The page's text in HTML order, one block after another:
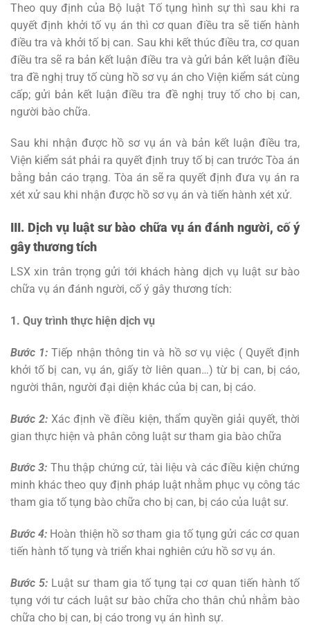
Theo quy định của Bộ luật Tố tụng hình sự thì sau khi ra
quyết định khởi tố vụ án thì cơ quan điều tra sẽ tiến hành
điều tra và khởi tố bị can. Sau khi kết thúc điều tra, cơ quan
điều tra sẽ ra bản kết luận điều tra và gửi bản kết luận điều
tra đề nghị truy tố cùng hồ sơ vụ án cho Viện kiểm sát cùng
cấp; gửi bản kết luận điều tra đề nghị truy tố cho bị can,
người bào chữa.
Sau khi nhận được hồ sơ vụ án và bản kết luận điều tra,
Viện kiểm sát phải ra quyết định truy tố bị can trước Tòa án
bằng bản cáo trạng. Tòa án sẽ ra quyết định đưa vụ án ra
xét xử sau khi nhận được hồ sơ vụ án và tiến hành xét xử.
III. Dịch vụ luật sư bào chữa vụ án đánh người, cố ý
gây thương tích
LSX xin trân trọng gửi tới khách hàng dịch vụ luật sư bào
chữa vụ án đánh người, cố ý gây thương tích:
1. Quy trình thực hiện dịch vụ
Bước 1: Tiếp nhận thông tin và hồ sơ vụ việc ( Quyết định
khởi tố bị can, vụ án, giấy tờ liên quan…) từ bị can, bị cáo,
người thân, người đại diện khác của bị can, bị cáo.
Bước 2: Xác định về điều kiện, thẩm quyền giải quyết, thời
gian thực hiện và phân công luật sư tham gia bào chữa
Bước 3: Thu thập chứng cứ, tài liệu và các điều kiện chứng
minh khác theo quy định pháp luật nhằm phục vụ công tác
tham gia tố tụng bào chữa cho bị can, bị cáo của luật sư.
Bước 4: Hoàn thiện hồ sơ tham gia tố tụng gửi các cơ quan
tiến hành tố tụng và triển khai nghiên cứu hồ sơ vụ án.
Bước 5: Luật sư tham gia tố tụng tại cơ quan tiến hành tố
tụng với tư cách luật sư bào chữa cho thân chủ nhằm bào
chữa cho bị can, bị cáo trong vụ án hình sự.